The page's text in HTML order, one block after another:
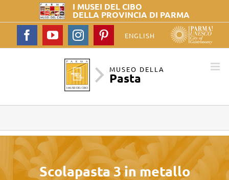
I MUSEI DELCIBO
DELLA PROVINCIA DI PARMA
ENGLISH
FacebookYouTubeInstagramPinterest
MUSEO DELLA
Pasta
Scolapasta 3 in metallo